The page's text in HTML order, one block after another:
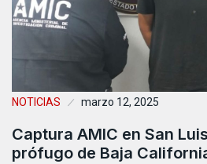
NOTICIAS marzo 12, 2025
Captura AMIC en San
prófugo de Baja